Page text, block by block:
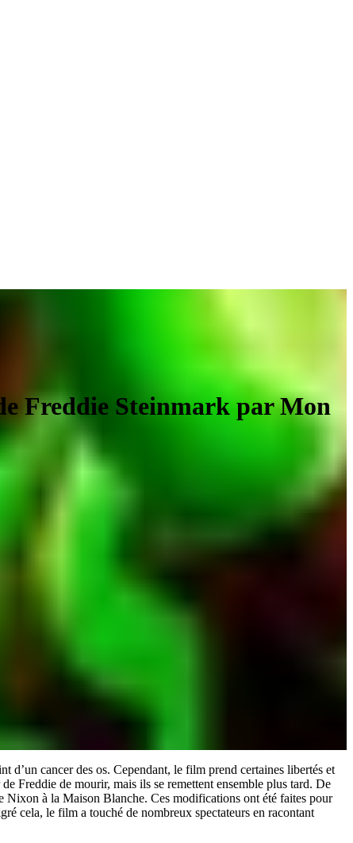
Freddie Steinmark par Mon
cancer des os. Cependant, le film prend certaines libertés et
Freddie de mourir, mais ils se remettent ensemble plus tard. De
Nixon à la Maison Blanche. Ces modifications ont été faites pour
cela, le film a touché de nombreux spectateurs en racontant